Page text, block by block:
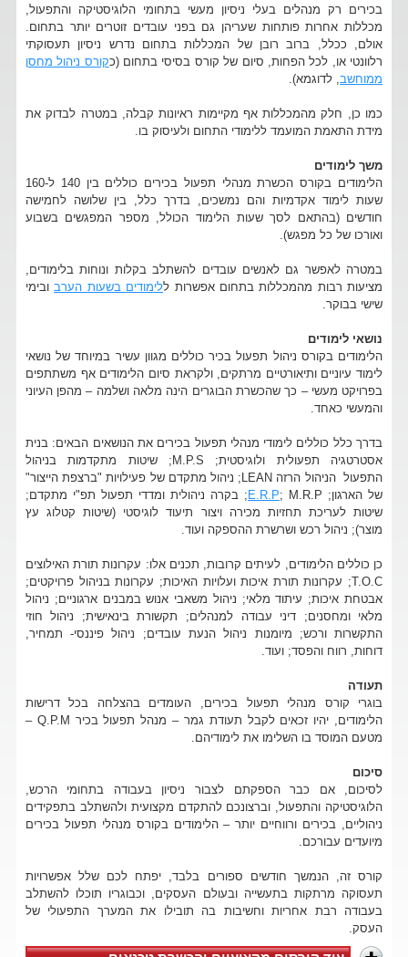
בכירים רק מנהלים בעלי ניסיון מעשי בתחומי הלוגיסטיקה והתפעול,
מכללות אחרות פותחות שעריהן גם בפני עובדים זוטרים יותר בתחום.
אולם, ככלל, ברוב רובן של המכללות בתחום נדרש ניסיון תעסוקתי
רלוונטי או, לכל הפחות, סיום של קורס בסיסי בתחום (כקורס ניהול מחסן
ממוחשב, לדוגמא).
כמו כן, חלק מהמכללות אף מקיימות ראיונות קבלה, במטרה לבדוק את
מידת התאמת המועמד ללימודי התחום ולעיסוק בו.
משך לימודים
הלימודים בקורס הכשרת מנהלי תפעול בכירים כוללים בין 140 ל-160
שעות לימוד אקדמיות והם נמשכים, בדרך כלל, בין שלושה לחמישה
חודשים (בהתאם לסך שעות הלימוד הכולל, מספר המפגשים בשבוע
ואורכו של כל מפגש).
במטרה לאפשר גם לאנשים עובדים להשתלב בקלות ונוחות בלימודים,
מציעות רבות מהמכללות בתחום אפשרות ללימודים בשעות הערבובימי
שישי בבוקר.
נושאי לימודים
הלימודים בקורס ניהול תפעול בכיר כוללים מגוון עשיר במיוחד של נושאי
לימוד עיוניים ותיאורטיים מרתקים, ולקראת סיום הלימודים אף משתתפים
בפרויקט מעשי – כך שהכשרת הבוגרים הינה מלאה ושלמה – מהפן העיוני
והמעשי כאחד.
בדרך כלל כוללים לימודי מנהלי תפעול בכירים את הנושאים הבאים: בנית
אסטרטגיה תפעולית ולוגיסטית; M.P.S; שיטות מתקדמות בניהול
התפעול הניהול הרזה LEAN; ניהול מתקדם של פעילויות "ברצפת הייצור"
של הארגון;
E.R.P ; M.R.P; בקרה ניהולית ומדדי תפעול תפ"י מתקדם;
שיטות לעריכת תחזיות מכירה ויצור תיעוד לוגיסטי (שיטות קטלוג עץ
מוצר); ניהול רכש ושרשרת ההספקה ועוד.
כן כוללים הלימודים, לעיתים קרובות, תכנים אלו: עקרונות תורת האילוצים
T.O.C; עקרונות תורת איכות ועלויות האיכות; עקרונות בניהול פרויקטים;
אבטחת איכות; עיתוד מלאי; ניהול משאבי אנוש במבנים ארגוניים; ניהול
מלאי ומחסנים; דיני עבודה למנהלים; תקשורת בינאישית; ניהול חוזי
התקשרות ורכש; מיומנות ניהול הנעת עובדים; ניהול פיננסי- תמחיר,
דוחות, רווח והפסד; ועוד.
תעודה
בוגרי קורס מנהלי תפעול בכירים, העומדים בהצלחה בכל דרישות
הלימודים, יהיו זכאים לקבל תעודת גמר – מנהל תפעול בכיר Q.P.M –
מטעם המוסד בו השלימו את לימודיהם.
סיכום
לסיכום, אם כבר הספקתם לצבור ניסיון בעבודה בתחומי הרכש,
הלוגיסטיקה והתפעול, וברצונכם להתקדם מקצועית ולהשתלב בתפקידים
ניהוליים, בכירים ורווחיים יותר – הלימודים בקורס מנהלי תפעול בכירים
מיועדים עבורכם.
קורס זה, הנמשך חודשים ספורים בלבד, יפתח לכם שלל אפשרויות
תעסוקה מרתקות בתעשייה ובעולם העסקים, וכבוגריו תוכלו להשתלב
בעבודה רבת אחריות וחשיבות בה תובילו את המערך התפעולי של
העסק.